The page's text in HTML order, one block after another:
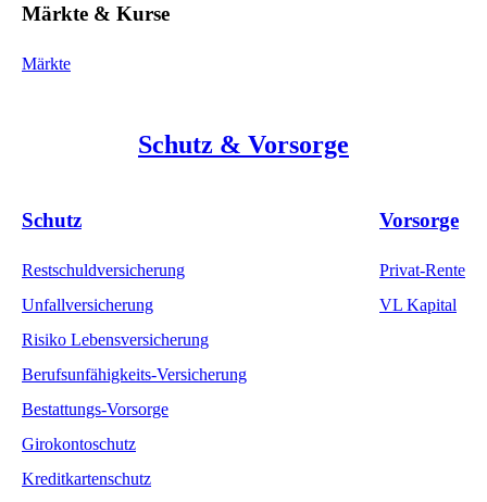
Märkte & Kurse
Märkte
Schutz & Vorsorge
Schutz
Restschuldversicherung
Unfallversicherung
Risiko Lebensversicherung
Berufsunfähigkeits-Versicherung
Bestattungs-Vorsorge
Girokontoschutz
Kreditkartenschutz
Vorsorge
Privat-Rente
VL Kapital